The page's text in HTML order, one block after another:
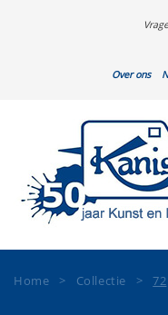
Over ons
Home > Collectie >72